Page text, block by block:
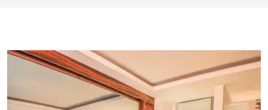
clases grupales motivacionales. Si quieres diversión
ilimitada, asiste a una clase de salsa o una
demostración de cocina y disfruta de
entretenimiento en vivo todas las noches. Si tienes
trabajo que hacer, mantente conectado gracias al WiFi